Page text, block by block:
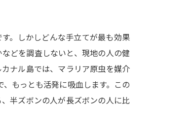
実施プログラ
受験準備
。しかしどんな手立てが最も効果
どを調査しないと、現地の人の健
ナル島では、マラリア原虫を媒介
もっとも活発に吸血します。この
半ズボンの人が長ズボンの人に比